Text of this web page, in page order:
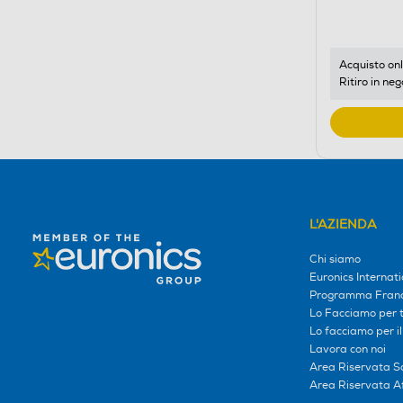
di
Youreko.
Acquisto
Ritiro in
L'AZIENDA
Chi siamo
Euronics
Programma
Lo Facciamo per
Lo facciamo per
Lavora con noi
Area Riservata
Area Riservata